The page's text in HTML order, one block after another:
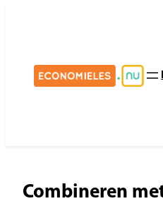
inhoud
Combineren